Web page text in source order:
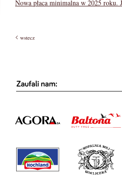
Nowa płaca minimalna w 2025 roku.
wstecz